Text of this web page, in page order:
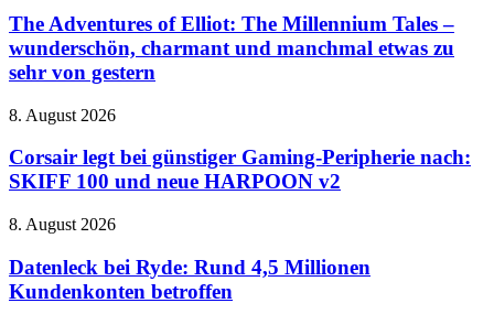
mit
Schrottkarren
of
Elliot:
The
Millennium
–
charmant
und
etwas
sehr
von
gestern
The Adventures of Elliot: The Millennium Tales –
wunderschön, charmant und manchmal etwas zu
sehr von gestern
Corsair
bei
günstiger
Gaming-
nach:
100
und
8. August 2026
Corsair legt bei günstiger Gaming-Peripherie nach:
SKIFF 100 und neue HARPOON v2
Datenleck
Ryde:
Rund
4,5
8. August 2026
Datenleck bei Ryde: Rund 4,5 Millionen
Kundenkonten betroffen